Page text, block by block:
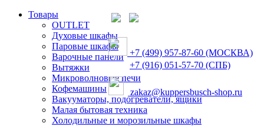
Товары
OUTLET
Духовые шкафы
Паровые шкафы
Варочные панели
Вытяжки
Микроволновые печи
Кофемашины
Вакууматоры, подогреватели, ящики
Малая бытовая техника
Холодильные и морозильные шкафы
+7 (499) 957-87-60 (МОСКВА)
+7 (916) 051-57-70 (СПБ)
zakaz@kuppersbusch-shop.ru